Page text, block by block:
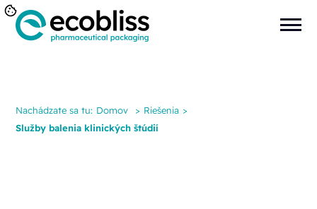
Nachádzate sa tu: Domov > Riešenia >
Služby balenia klinických štúdií